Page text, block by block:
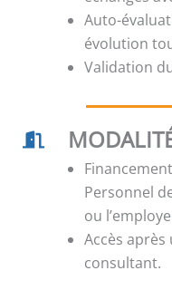
Auto-
évolution
Validation
Personnel
ou
Accès
consultant.